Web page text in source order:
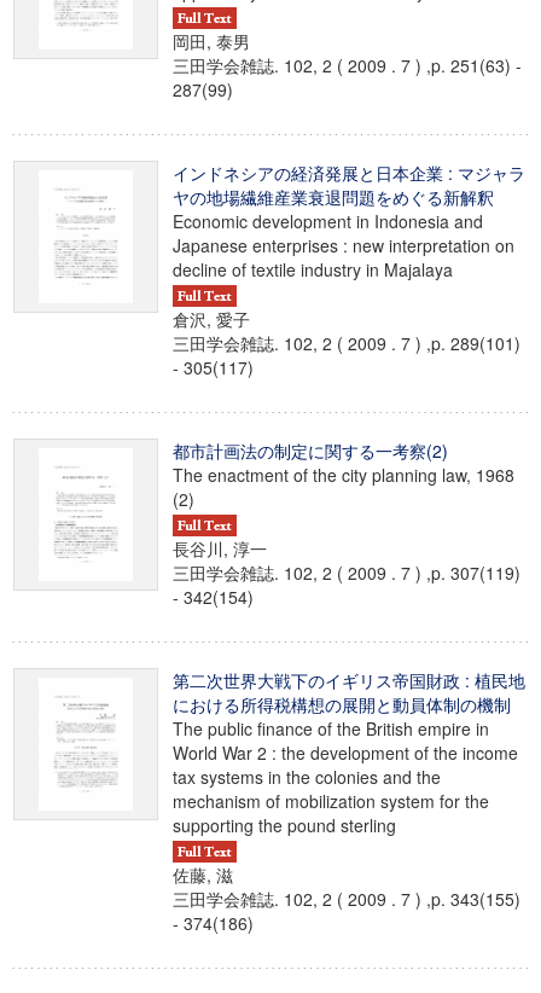
岡田, 泰男
三田学会雑誌. 102, 2 ( 2009 . 7 ) ,p. 251(63) -
287(99)
インドネシアの経済発展と日本企業 : マジャラ
ヤの地場繊維産業衰退問題をめぐる新解釈
Economic development in Indonesia and
Japanese enterprises : new interpretation on
decline of textile industry in Majalaya
倉沢, 愛子
三田学会雑誌. 102, 2 ( 2009 . 7 ) ,p. 289(101)
- 305(117)
都市計画法の制定に関する一考察(2)
The enactment of the city planning law, 1968
(2)
長谷川, 淳一
三田学会雑誌. 102, 2 ( 2009 . 7 ) ,p. 307(119)
- 342(154)
第二次世界大戦下のイギリス帝国財政 : 植民地
における所得税構想の展開と動員体制の機制
The public finance of the British empire in
World War 2 : the development of the income
tax systems in the colonies and the
mechanism of mobilization system for the
supporting the pound sterling
佐藤, 滋
三田学会雑誌. 102, 2 ( 2009 . 7 ) ,p. 343(155)
- 374(186)